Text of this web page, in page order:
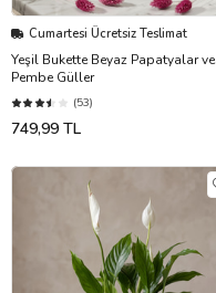
Cumartesi Ücretsiz Teslimat
Yeşil Bukette Beyaz Papatyalar ve
Pembe Güller
(53)
749,99 TL